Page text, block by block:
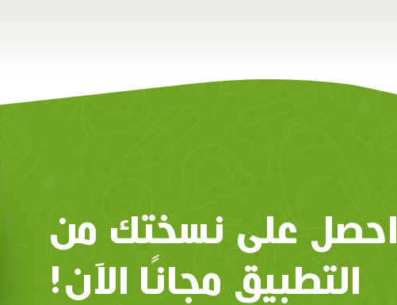
احصل على نسختك من
التطبيق مجانًا الآن!